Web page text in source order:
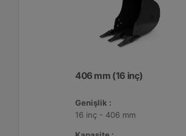
406 mm (16 inç)
Genişlik :
16 inç - 406 mm